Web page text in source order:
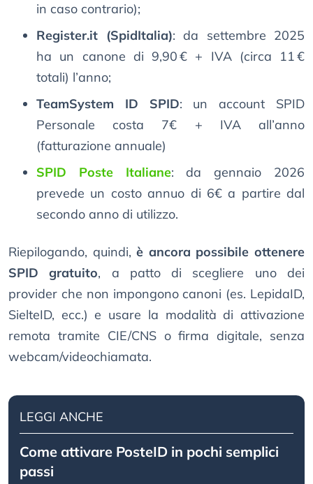
in caso contrario);
Register.it (SpidItalia): da settembre 2025
ha un canone di 9,90 € + IVA (circa 11 €
totali) l’anno;
TeamSystem ID SPID: un account SPID
Personale costa 7€ + IVA all’anno
(fatturazione annuale)
SPID Poste Italiane: da gennaio 2026
prevede un costo annuo di 6€ a partire dal
secondo anno di utilizzo.
Riepilogando, quindi,è ancora possibile ottenere
SPID gratuito, a patto di scegliere uno dei
provider che non impongono canoni (es. LepidaID,
SielteID, ecc.) e usare la modalità di attivazione
remota tramite CIE/CNS o firma digitale, senza
webcam/videochiamata.
LEGGI ANCHE
Come attivare PosteID in pochi semplici
passi